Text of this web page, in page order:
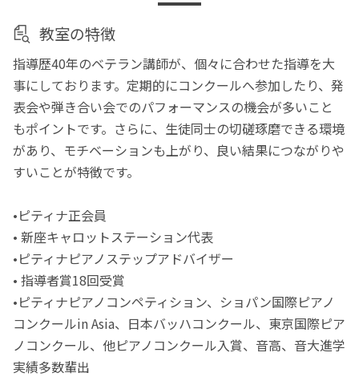
教室の特徴
指導歴40年のベテラン講師が、個々に合わせた指導を大
事にしております。定期的にコンクールへ参加したり、発
表会や弾き合い会でのパフォーマンスの機会が多いこと
もポイントです。さらに、生徒同士の切磋琢磨できる環境
があり、モチベーションも上がり、良い結果につながりや
すいことが特徴です。
•ピティナ正会員
• 新座キャロットステーション代表
•ピティナピアノステップアドバイザー
• 指導者賞18回受賞
•ピティナピアノコンペティション、ショパン国際ピアノ
コンクールin Asia、日本バッハコンクール、東京国際ピア
ノコンクール、他ピアノコンクール入賞、音高、音大進学
実績多数輩出